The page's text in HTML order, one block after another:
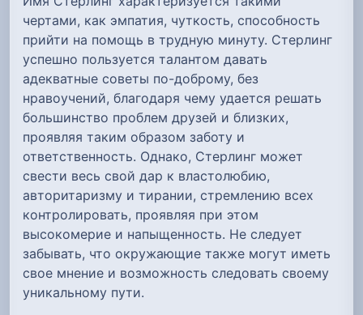
чертами, как эмпатия, чуткость, способность
прийти на помощь в трудную минуту. Стерлинг
успешно пользуется талантом давать
адекватные советы по-доброму, без
нравоучений, благодаря чему удается решать
большинство проблем друзей и близких,
проявляя таким образом заботу и
ответственность. Однако, Стерлинг может
свести весь свой дар к властолюбию,
авторитаризму и тирании, стремлению всех
контролировать, проявляя при этом
высокомерие и напыщенность. Не следует
забывать, что окружающие также могут иметь
свое мнение и возможность следовать своему
уникальному пути.